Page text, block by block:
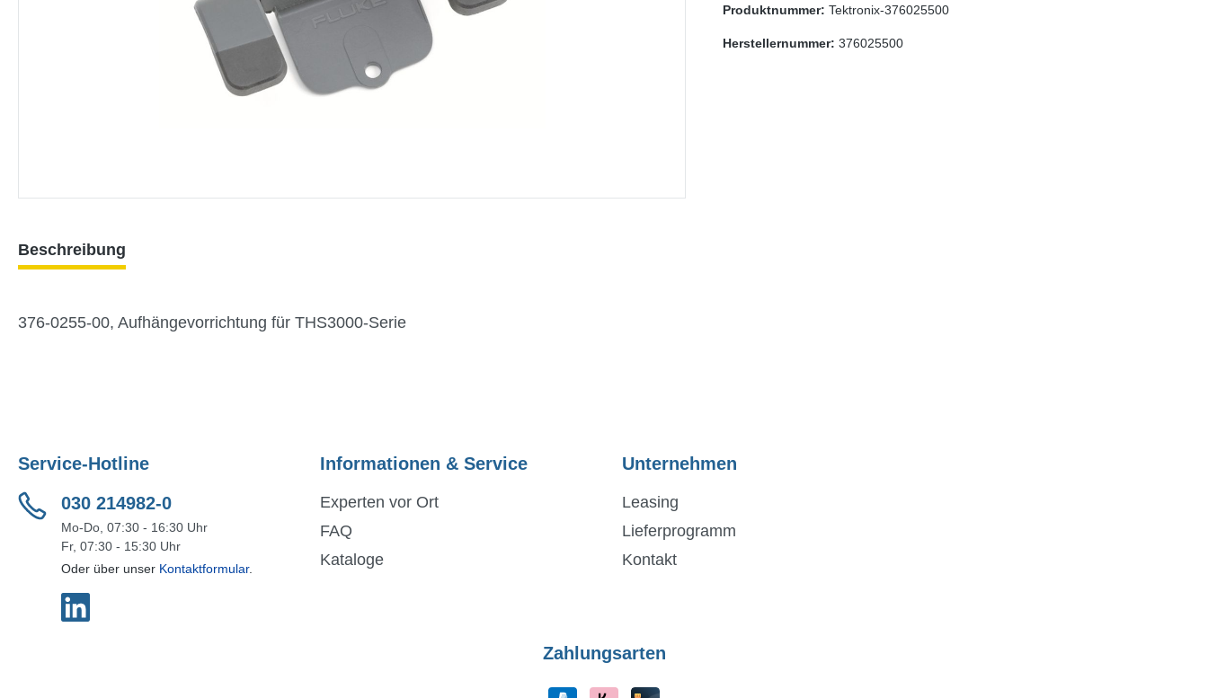
Produktnummer: Tektronix-376025500
Herstellernummer: 376025500
Beschreibung
376-0255-00, Aufhängevorrichtung für THS3000-Serie
Service-Hotline
030 214982-0
Mo-Do, 07:30 - 16:30 Uhr
Fr, 07:30 - 15:30 Uhr
Oder über unser Kontaktformular.
Informationen & Service
Experten vor Ort
FAQ
Kataloge
Unternehmen
Leasing
Lieferprogramm
Kontakt
Zahlungsarten